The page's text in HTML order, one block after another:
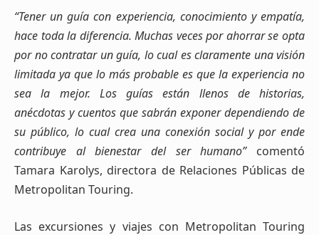
“Tener un guía con experiencia, conocimiento y empatía,
hace toda la diferencia. Muchas veces por ahorrar se opta
por no contratar un guía, lo cual es claramente una visión
limitada ya que lo más probable es que la experiencia no
sea la mejor. Los guías están
llenos de historias,
anécdotas y cuentos que sabrán exponer dependiendo de
su público, lo cual crea una conexión social y por ende
contribuye al bienestar del ser humano”comentó
Tamara Karolys, directora de Relaciones Públicas de
Metropolitan Touring.
Las excursiones y viajes con Metropolitan Touring